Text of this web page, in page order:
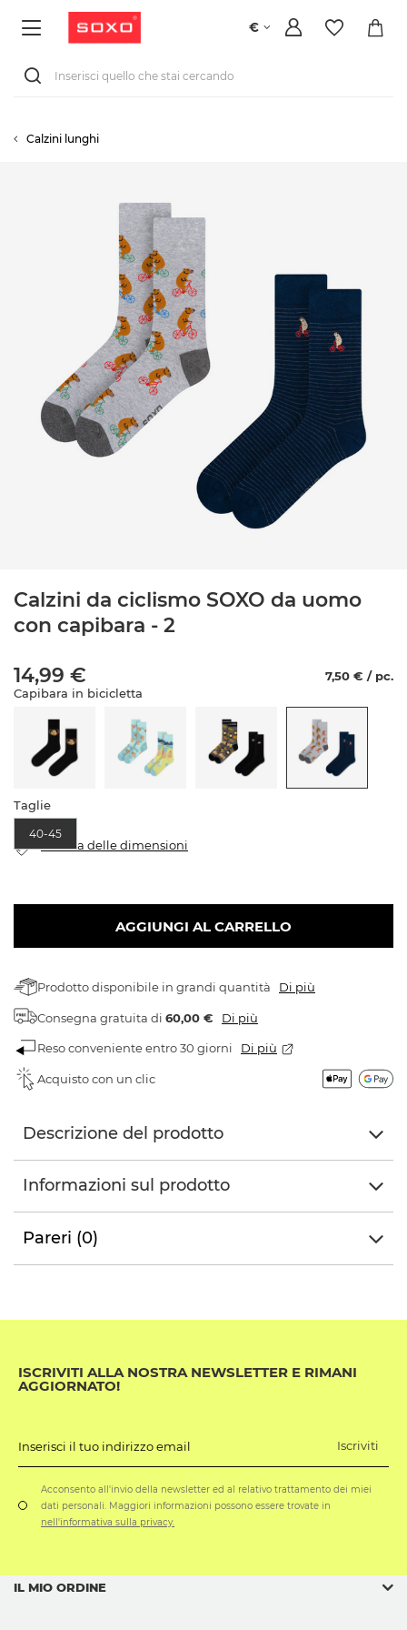
€
Calzini lunghi
Calzini da ciclismo SOXO da uomo
con capibara - 2
14,99 €
7,50 € / pc.
Capibara in bicicletta
Taglie
40-45
Tabella delle dimensioni
AGGIUNGI AL CARRELLO
Prodotto disponibile in grandi quantità Di più
Consegna gratuita di 60,00 € Di più
Reso conveniente entro 30 giorni Di più
Acquisto con un clic
Descrizione del prodotto
Informazioni sul prodotto
Pareri (0)
ISCRIVITI ALLA NOSTRA NEWSLETTER E RIMANI
AGGIORNATO!
Inserisci il tuo indirizzo email Iscriviti
Acconsento all'invio della newsletter ed al relativo trattamento dei miei
dati personali. Maggiori informazioni possono essere trovate in
nell'informativa sulla privacy.
IL MIO ORDINE